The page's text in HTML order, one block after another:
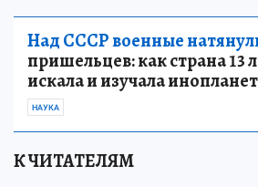
Над СССР военные
пришельцев: как страна 13
искала и изучала
НАУКА
К ЧИТАТЕЛЯМ